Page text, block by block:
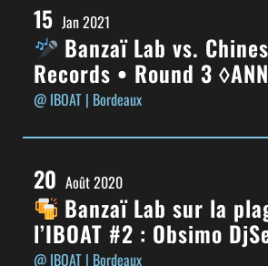
15 Jan 2021
Banzaï Lab vs.
Records • Round 3
@ IBOAT | Bordeaux
20 Août 2020
Banzaï Lab sur la
l’IBOAT #2 : Obsimo
@ IBOAT | Bordeaux